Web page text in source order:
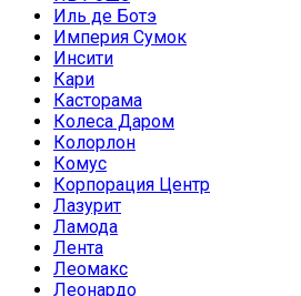
Иль де Ботэ
Империя Сумок
Инсити
Кари
Касторама
Колеса Даром
Колорлон
Комус
Корпорация Центр
Лазурит
Ламода
Лента
Леомакс
Леонардо